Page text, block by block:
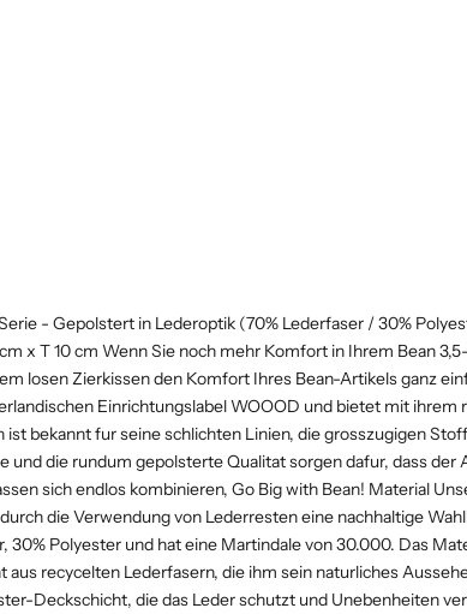
- Gepolstert in Lederoptik (70% Lederfaser / 30%
x T 10 cm Wenn Sie noch mehr Komfort in Ihrem Bean
losen Zierkissen den Komfort Ihres Bean-Artikels ganz
Einrichtungslabel WOOOD und bietet mit ihrem
ist bekannt fur seine schlichten Linien, die grosszugigen
und die rundum gepolsterte Qualitat sorgen dafur, dass der
sich endlos kombinieren, Go Big with Bean! Material
die Verwendung von Lederresten eine nachhaltige
30% Polyester und hat eine Martindale von 30.000. Das
recycelten Lederfasern, die ihm sein naturliches
Deckschicht, die das Leder schutzt und Unebenheiten